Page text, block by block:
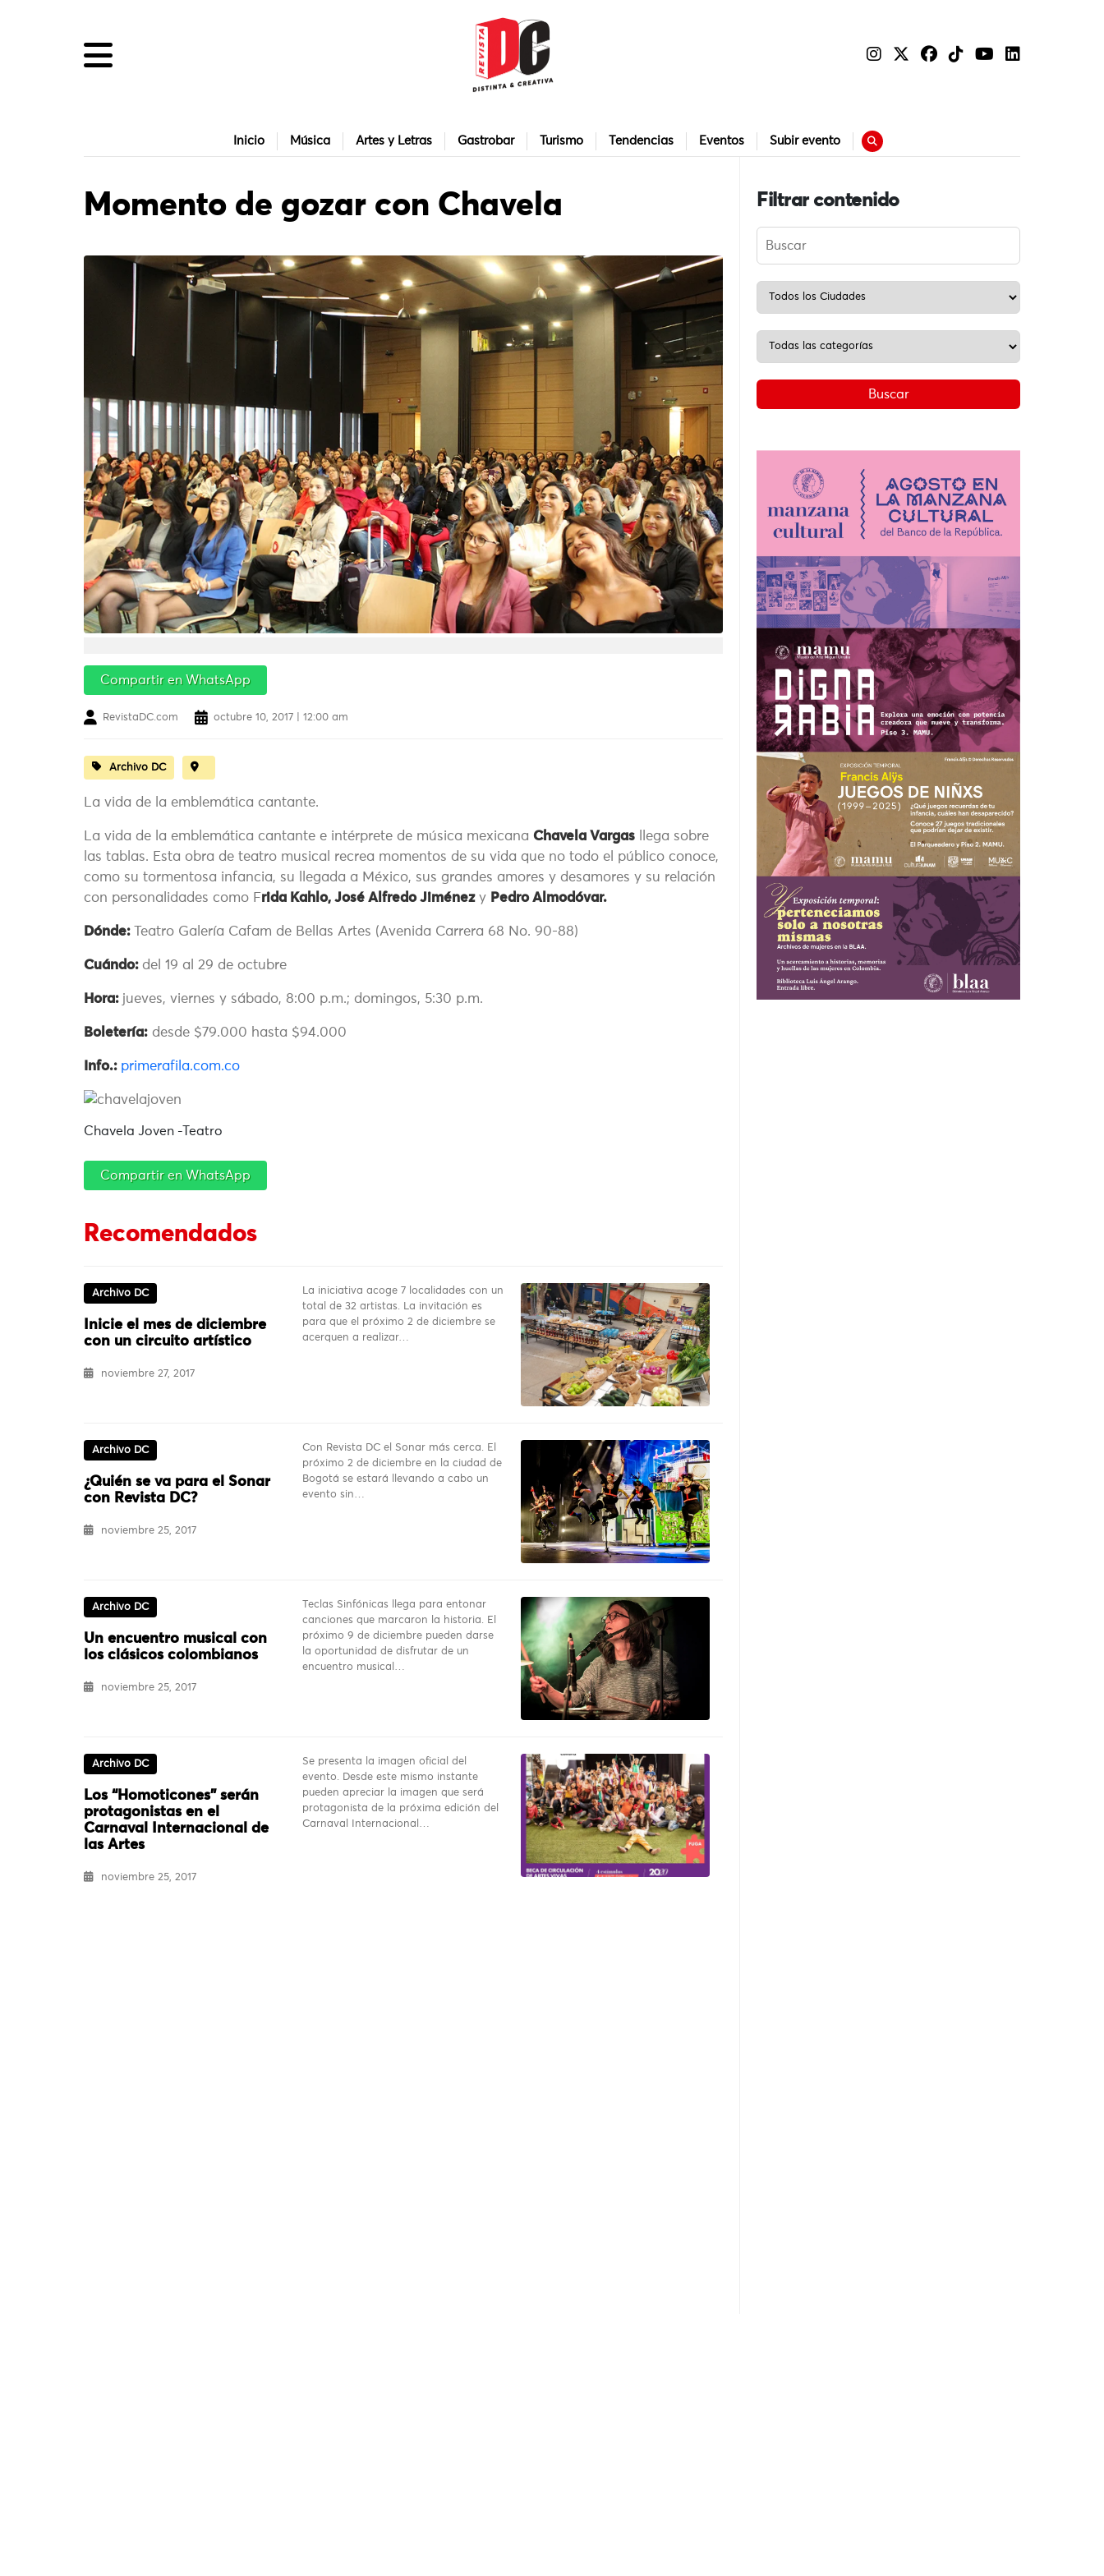
Inicio Música Artes y Letras Gastrobar Turismo Tendencias Eventos Subir evento
Momento de gozar con Chavela
Compartir en WhatsApp
RevistaDC.com octubre 10, 2017 | 12:00 am
Archivo DC
La vida de la emblemática cantante.
La vida de la emblemática cantante e intérprete de música mexicana Chavela Vargas llega sobre
las tablas. Esta obra de teatro musical recrea momentos de su vida que no todo el público conoce,
como su tormentosa infancia, su llegada a México, sus grandes amores y desamores y su relación
con personalidades como Frida Kahlo, José Alfredo Jiménezy Pedro Almodóvar.
Dónde: Teatro Galería Cafam de Bellas Artes (Avenida Carrera 68 No. 90-88)
Cuándo: del 19 al 29 de octubre
Hora: jueves, viernes y sábado, 8:00 p.m.; domingos, 5:30 p.m.
Boletería: desde $79.000 hasta $94.000
Info.: primerafila.com.co
Chavela Joven -Teatro
Compartir en WhatsApp
Recomendados
Archivo DC
Inicie el mes de diciembre
con un circuito artístico
noviembre 27, 2017
La iniciativa acoge 7 localidades con un
total de 32 artistas. La invitación es
para que el próximo 2 de diciembre se
acerquen a realizar…
Archivo DC
¿Quién se va para el Sonar
con Revista DC?
noviembre 25, 2017
Con Revista DC el Sonar más cerca. El
próximo 2 de diciembre en la ciudad de
Bogotá se estará llevando a cabo un
evento sin…
Archivo DC
Un encuentro musical con
los clásicos colombianos
noviembre 25, 2017
Teclas Sinfónicas llega para entonar
canciones que marcaron la historia. El
próximo 9 de diciembre pueden darse
la oportunidad de disfrutar de un
encuentro musical…
Archivo DC
Los “Homoticones” serán
protagonistas en el
Carnaval Internacional de
las Artes
noviembre 25, 2017
Se presenta la imagen oficial del
evento. Desde este mismo instante
pueden apreciar la imagen que será
protagonista de la próxima edición del
Carnaval Internacional…
Filtrar contenido